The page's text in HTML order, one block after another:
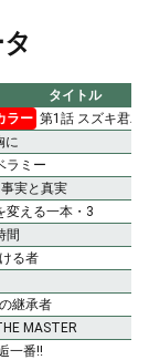
タイトル
ラー 第1話 スズキ君バ
に
ラミー
実と真実
変える一本・3
間
る者
継承者
MASTER
一番!!